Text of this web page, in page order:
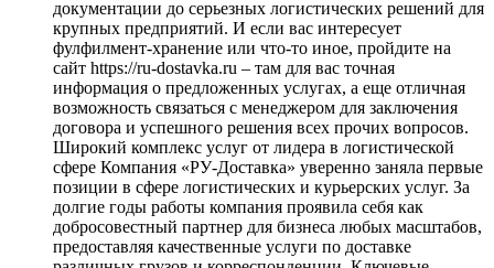
документации до серьезных логистических решений для
крупных предприятий. И если вас интересует
фулфилмент-хранение или что-то иное, пройдите на
сайт https://ru-dostavka.ru – там для вас точная
информация о предложенных услугах, а еще отличная
возможность связаться с менеджером для заключения
договора и успешного решения всех прочих вопросов.
Широкий комплекс услуг от лидера в логистической
сфере Компания «РУ-Доставка» уверенно заняла первые
позиции в сфере логистических и курьерских услуг. За
долгие годы работы компания проявила себя как
добросовестный партнер для бизнеса любых масштабов,
предоставляя качественные услуги по доставке